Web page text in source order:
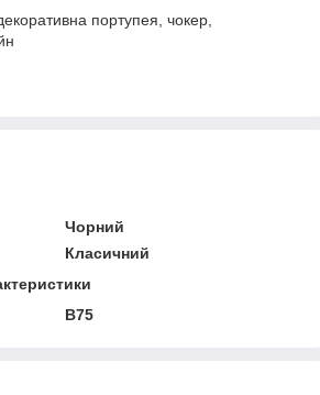
портупея, чокер,
Чорний
Класичний
B75